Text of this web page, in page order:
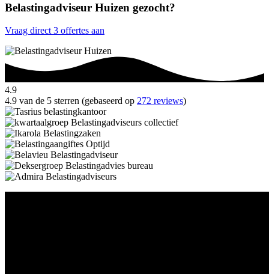
Belastingadviseur Huizen gezocht?
Vraag direct 3 offertes aan
4.9
4.9 van de 5 sterren (gebaseerd op 272 reviews)